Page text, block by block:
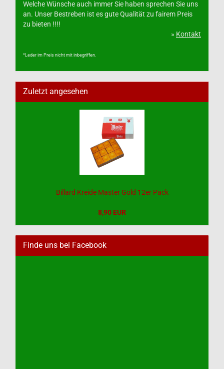
Welche Wünsche auch immer Sie haben sprechen Sie uns
an. Unser Bestreben ist es gute Qualität zu fairem Preis
zu bieten !!!!
» Kontakt
*Leder im Preis nicht mit inbegriffen.
Zuletzt angesehen
Billard Kreide Master Gold 12er Pack
8,90 EUR
Finde uns bei Facebook